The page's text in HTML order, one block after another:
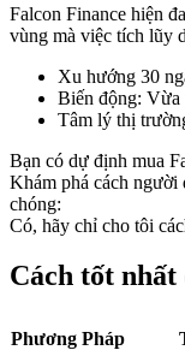
USDC Futures
Futures sử
Falcon Finance hiện
vùng mà việc tích lũy
Xu hướng 30
Biến động: Vừa
Tâm lý thị
Bạn có dự định mua
Khám phá cách người
chóng:
Có, hãy chỉ cho tôi
Cách tốt nhất
Phương Pháp